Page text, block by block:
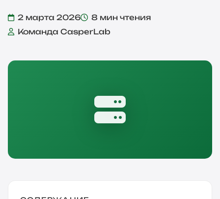
2 марта 2026
8 мин чтения
Команда CasperLab